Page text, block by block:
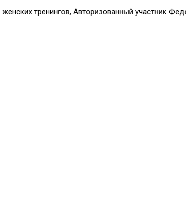
тренингов, Авторизованный участник